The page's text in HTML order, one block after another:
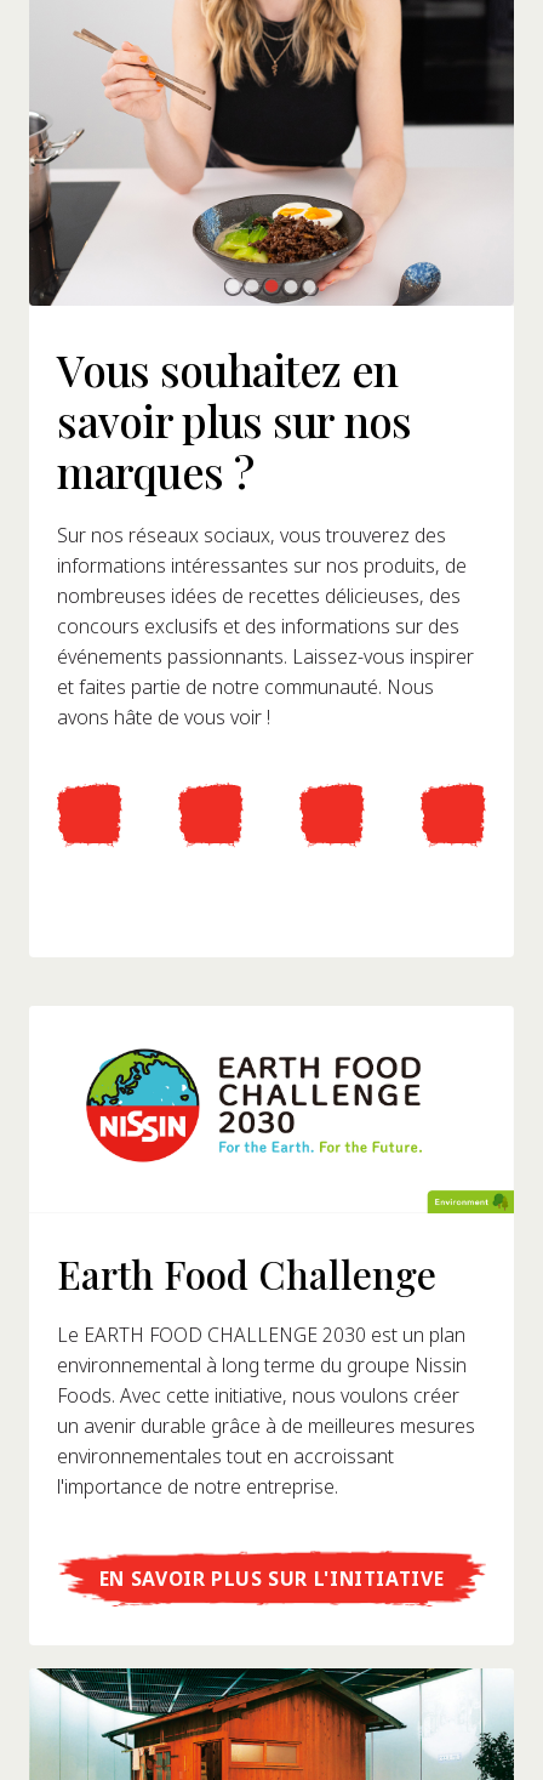
Vous souhaitez en
savoir plus sur nos
marques ?
Sur nos réseaux sociaux, vous trouverez des
informations intéressantes sur nos produits, de
nombreuses idées de recettes délicieuses, des
concours exclusifs et des informations sur des
événements passionnants. Laissez-vous inspirer
et faites partie de notre communauté. Nous
avons hâte de vous voir !
Earth Food Challenge
Le EARTH FOOD CHALLENGE 2030 est un plan
environnemental à long terme du groupe Nissin
Foods. Avec cette initiative, nous voulons créer
un avenir durable grâce à de meilleures mesures
environnementales tout en accroissant
l'importance de notre entreprise.
EN SAVOIR PLUS SUR L'INITIATIVE